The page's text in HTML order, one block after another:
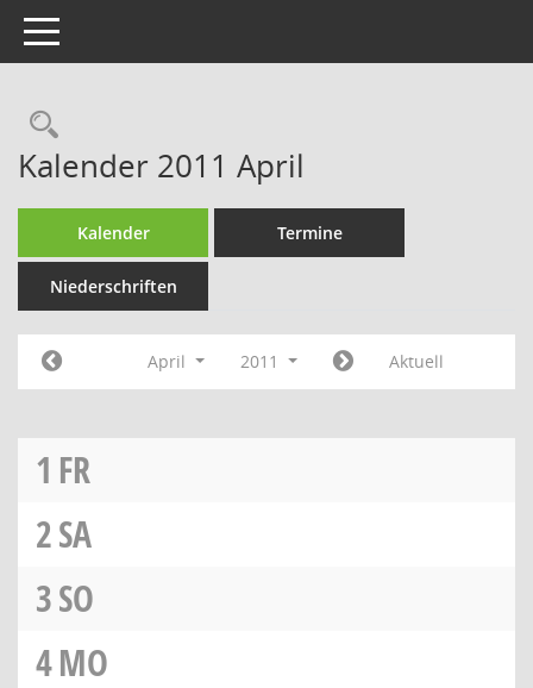
Toggle navigation
Rechercheauswahl
Kalender 2011 April
Kalender Termine
Niederschriften
April 2011 Aktuell
1 FR
2SA
3SO
4MO